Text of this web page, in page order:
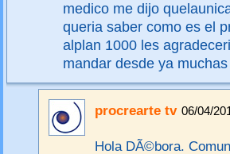
medico me dijo
queria saber como es el
alplan 1000 les
mandar desde ya
procrearte tv 06/04/
Hola DÃ©bora.